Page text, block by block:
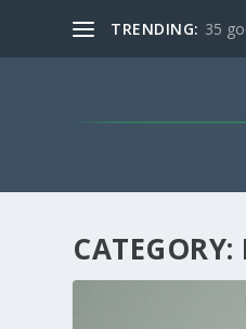
TRENDING: 35